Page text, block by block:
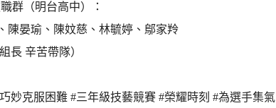
群（明台高中）：
陳晏瑜、陳妏慈、林毓婷、鄔家羚
長 辛苦帶隊）
妙克服困難 #三年級技藝競賽 #榮耀時刻 #為選手集氣